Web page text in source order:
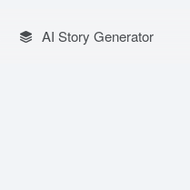
AI Story Generator